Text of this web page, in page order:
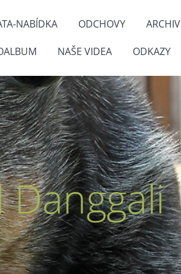
NABÍDKA ODCHOVY ARCHIV
NAŠE VIDEA ODKAZY